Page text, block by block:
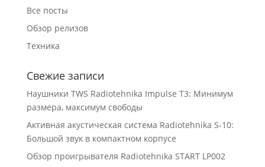
Все посты
Обзор релизов
Техника
Свежие записи
Наушники TWS Radiotehnika Impulse T3: Минимум
размера, максимум свободы
Активная акустическая система Radiotehnika S-10:
Большой звук в компактном корпусе
Обзор проигрывателя Radiotehnika START LP002